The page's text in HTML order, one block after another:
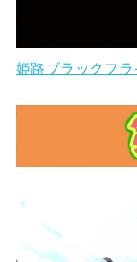
姫路ブラックフ